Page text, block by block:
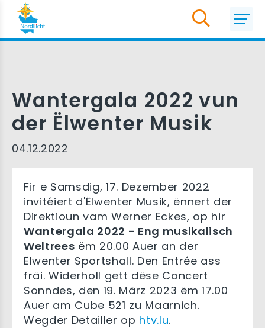
Wantergala 2022 vun
der Ëlwenter Musik
04.12.2022
Fir e Samsdig, 17. Dezember 2022
invitéiert d'Ëlwenter Musik, ënnert der
Direktioun vam Werner Eckes, op hir
Wantergala 2022 - Eng musikalisch
Weltrees ëm 20.00 Auer an der
Ëlwenter Sportshall. Den Entrée ass
fräi. Widerholl gett dëse Concert
Sonndes, den 19. März 2023 ëm 17.00
Auer am Cube 521 zu Maarnich.
Wegder Detailler op htv.lu.